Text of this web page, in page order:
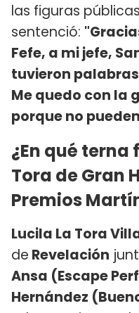
las figuras
sentenció:
Fefe, a mi jefe,
tuvieron
Me quedo con la
porque no
¿En qué terna
Tora de Gran
Premios
Lucila La Tora
de Revelación
Ansa (Escape
Hernández